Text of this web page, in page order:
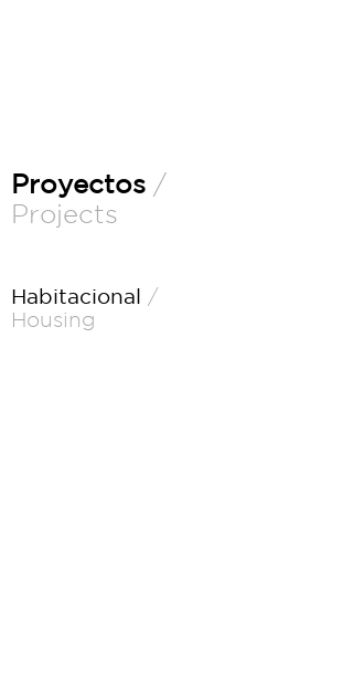
Proyectos /
Projects
Habitacional /
Housing